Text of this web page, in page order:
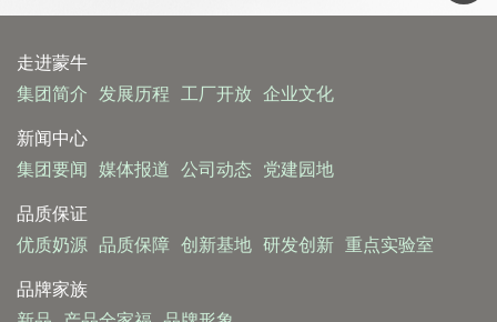
走进蒙牛
集团简介
发展历程 工厂开放 企业文化
新闻中心
集团要闻
媒体报道 公司动态 党建园地
品质保证
优质奶源
品质保障 创新基地 研发创新 重点实验室
品牌家族